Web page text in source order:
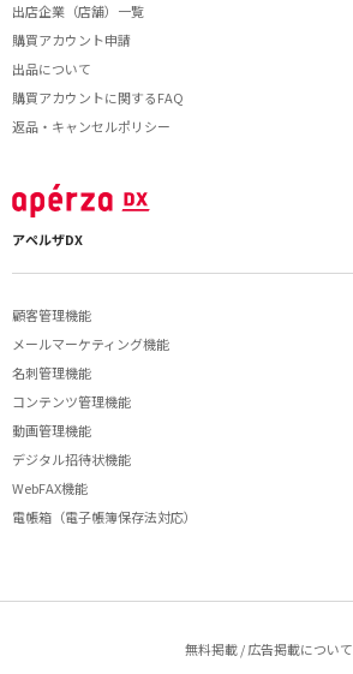
出店企業（店舗）一覧
購買アカウント申請
出品について
購買アカウントに関するFAQ
返品・キャンセルポリシー
アペルザDX
顧客管理機能
メールマーケティング機能
名刺管理機能
コンテンツ管理機能
動画管理機能
デジタル招待状機能
WebFAX機能
電帳箱（電子帳簿保存法対応）
無料掲載 / 広告掲載について